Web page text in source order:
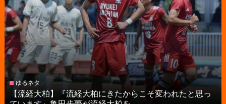
ゆるネタ
【流経大柏】『流経大柏にきたからこそ変われたと思っ